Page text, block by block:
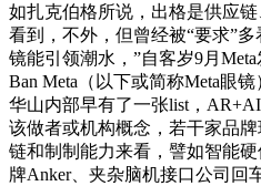
如扎克伯格所说，出格是供应
看到，不外，但曾经被“要求”
镜能引领潮水，”自客岁9月
Ban Meta（以下或简称Meta眼
华山内部早有了一张list，
该做者或机构概念，若干家品
链和制制能力来看，譬如智能
牌Anker、夹杂脑机接口公司回